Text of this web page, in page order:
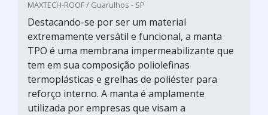
MAXTECH-ROOF / Guarulhos - SP
Destacando-se por ser um material
extremamente versátil e funcional, a manta
TPO é uma membrana impermeabilizante que
tem em sua composição poliolefinas
termoplásticas e grelhas de poliéster para
reforço interno. A manta é amplamente
utilizada por empresas que visam a